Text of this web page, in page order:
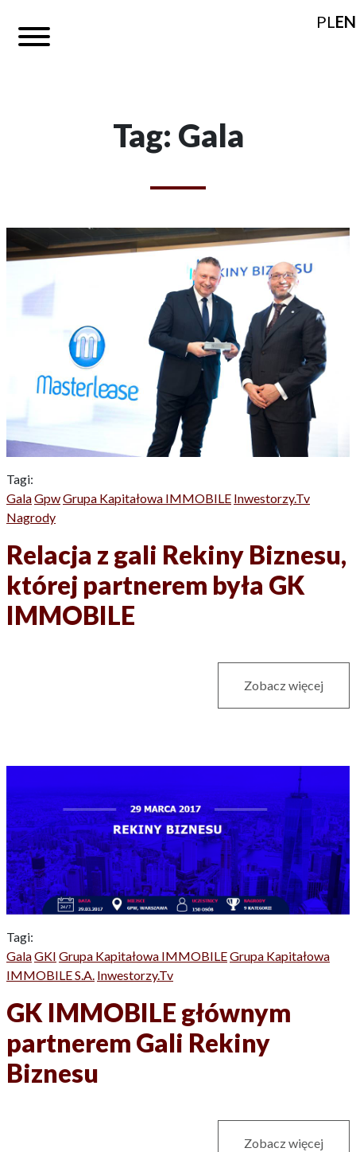
PLEN
Tag: Gala
Tagi:
GalaGpwGrupa Kapitałowa IMMOBILE Inwestorzy.tv
Nagrody
Relacja z gali Rekiny Biznesu,
której partnerem była GK
IMMOBILE
Zobacz więcej
Tagi:
GalaGKI Grupa Kapitałowa IMMOBILEGrupa Kapitałowa
IMMOBILE S.A. Inwestorzy.tv
GK IMMOBILE głównym
partnerem Gali Rekiny
Biznesu
Zobacz więcej